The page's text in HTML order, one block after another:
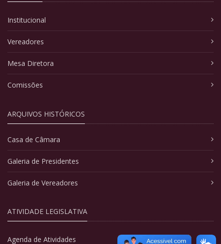
Institucional
Vereadores
Mesa Diretora
Comissões
ARQUIVOS HISTÓRICOS
Casa de Câmara
Galeria de Presidentes
Galeria de Vereadores
ATIVIDADE LEGISLATIVA
Agenda de Atividades